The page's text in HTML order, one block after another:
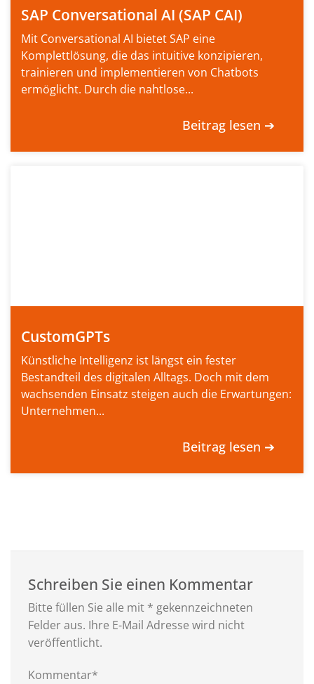
SAP Conversational AI (SAP CAI)
Mit Conversational AI bietet SAP eine
Komplettlösung, die das intuitive konzipieren,
trainieren und implementieren von Chatbots
ermöglicht. Durch die nahtlose...
Beitrag lesen ➔
CustomGPTs
Künstliche Intelligenz ist längst ein fester
Bestandteil des digitalen Alltags. Doch mit dem
wachsenden Einsatz steigen auch die Erwartungen:
Unternehmen...
Beitrag lesen ➔
Schreiben Sie einen Kommentar
Bitte füllen Sie alle mit * gekennzeichneten
Felder aus. Ihre E-Mail Adresse wird nicht
veröffentlicht.
Kommentar*